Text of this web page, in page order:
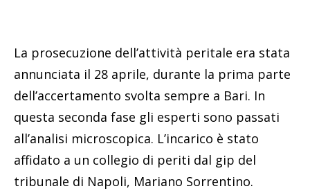
La prosecuzione dell’attività peritale era stata
annunciata il 28 aprile, durante la prima parte
dell’accertamento svolta sempre a Bari. In
questa seconda fase gli esperti sono passati
all’analisi microscopica. L’incarico è stato
affidato a un collegio di periti dal gip del
tribunale di Napoli, Mariano Sorrentino.